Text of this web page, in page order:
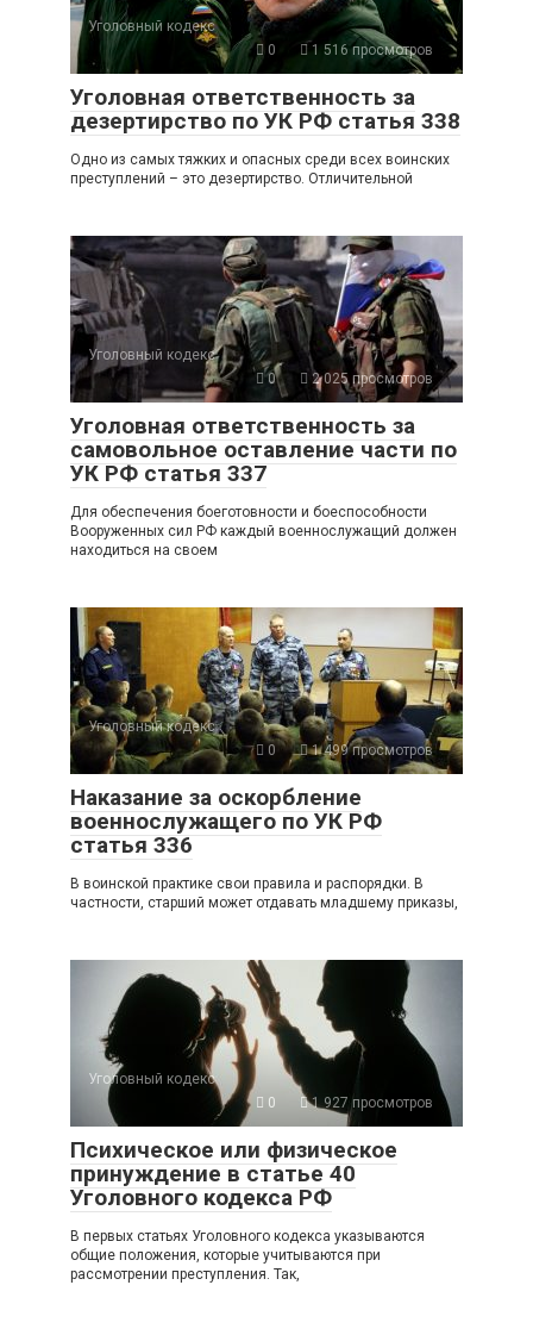
Уголовный кодекс
0
1 516 просмотров
Уголовная ответственность за
дезертирство по УК РФ статья 338
Одно из самых тяжких и опасных среди всех воинских
преступлений – это дезертирство. Отличительной
Уголовный кодекс
0
2 025 просмотров
Уголовная ответственность за
самовольное оставление части по
УК РФ статья 337
Для обеспечения боеготовности и боеспособности
Вооруженных сил РФ каждый военнослужащий должен
находиться на своем
Уголовный кодекс
0
1 499 просмотров
Наказание за оскорбление
военнослужащего по УК РФ
статья 336
В воинской практике свои правила и распорядки. В
частности, старший может отдавать младшему приказы,
Уголовный кодекс
0
1 927 просмотров
Психическое или физическое
принуждение в статье 40
Уголовного кодекса РФ
В первых статьях Уголовного кодекса указываются
общие положения, которые учитываются при
рассмотрении преступления. Так,